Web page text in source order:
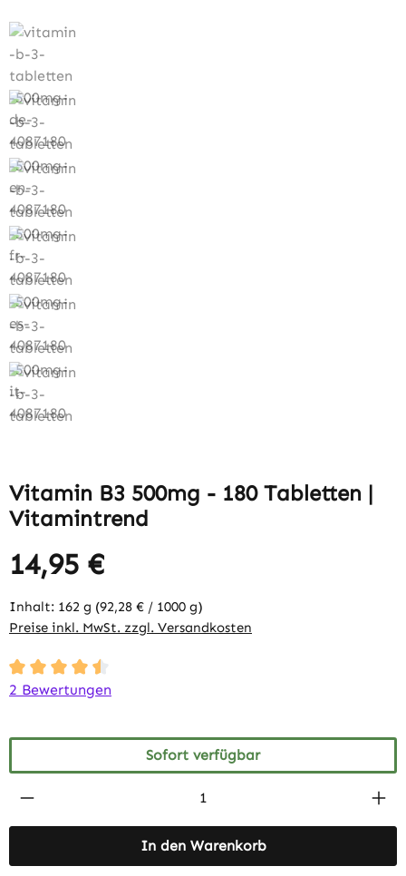
Vitamin B3 500mg - 180 Tabletten |
Vitamintrend
14,95 €
Inhalt: 162 g (92,28 € / 1000 g)
Preise inkl. MwSt. zzgl. Versandkosten
Durchschnittliche Bewertung von 4.5 von 5 Sternen
2 Bewertungen
Sofort verfügbar
Produkt Anzahl: Gib den gewünschten
In den Warenkorb